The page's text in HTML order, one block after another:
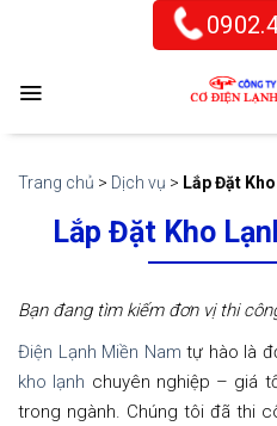
Trang chủ > Dịch vụ > Lắp Đặt
Lắp Đặt Kho
Bạn đang tìm kiếm đơn vị thi
Điện Lạnh Miền Nam tự hào là
kho lạnh chuyên nghiệp – giá
trong ngành. Chúng tôi đã thi